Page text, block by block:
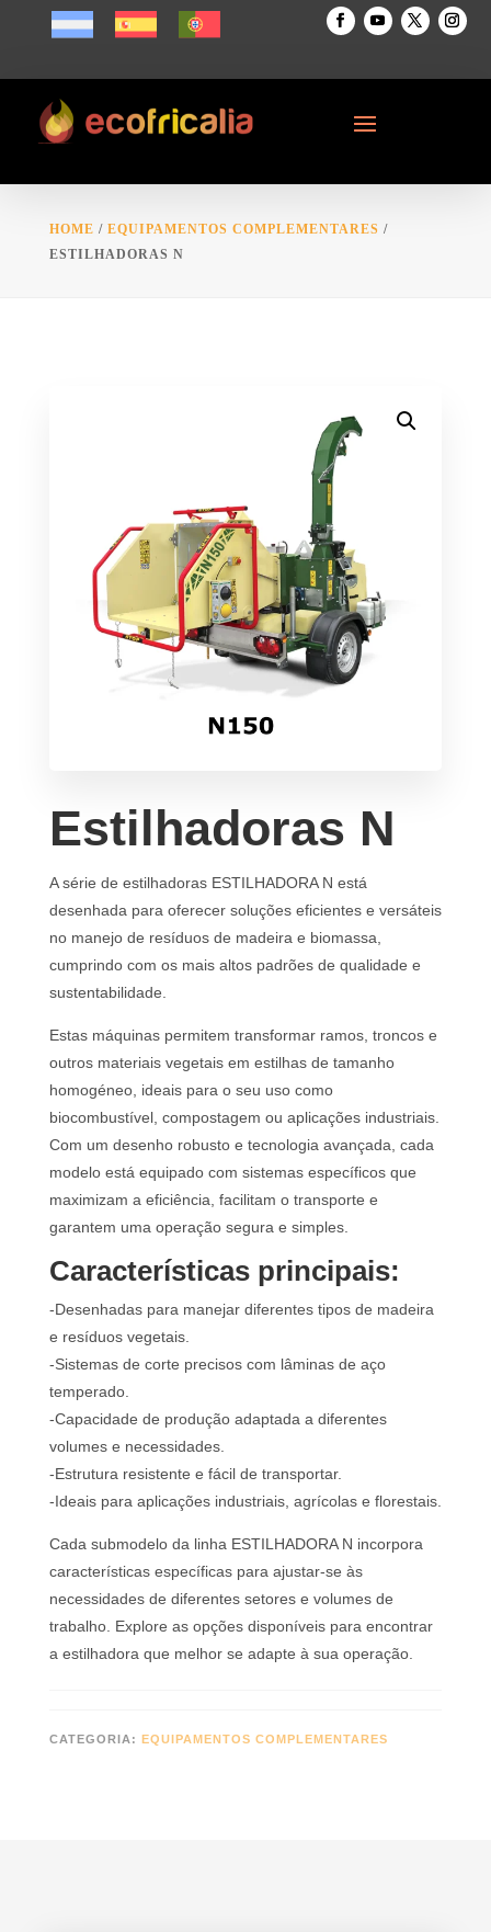
HOME / EQUIPAMENTOS COMPLEMENTARES /
ESTILHADORAS N
Estilhadoras N
A série de estilhadoras ESTILHADORA N está
desenhada para oferecer soluções eficientes e versáteis
no manejo de resíduos de madeira e biomassa,
cumprindo com os mais altos padrões de qualidade e
sustentabilidade.
Estas máquinas permitem transformar ramos, troncos e
outros materiais vegetais em estilhas de tamanho
homogéneo, ideais para o seu uso como
biocombustível, compostagem ou aplicações industriais.
Com um desenho robusto e tecnologia avançada, cada
modelo está equipado com sistemas específicos que
maximizam a eficiência, facilitam o transporte e
garantem uma operação segura e simples.
Características principais:
-Desenhadas para manejar diferentes tipos de madeira
e resíduos vegetais.
-Sistemas de corte precisos com lâminas de aço
temperado.
-Capacidade de produção adaptada a diferentes
volumes e necessidades.
-Estrutura resistente e fácil de transportar.
-Ideais para aplicações industriais, agrícolas e florestais.
Cada submodelo da linha ESTILHADORA N incorpora
características específicas para ajustar-se às
necessidades de diferentes setores e volumes de
trabalho. Explore as opções disponíveis para encontrar
a estilhadora que melhor se adapte à sua operação.
CATEGORIA: EQUIPAMENTOS COMPLEMENTARES